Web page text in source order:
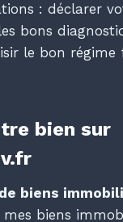
: déclarer
bons
le bon régime
bien sur
biens
mes biens